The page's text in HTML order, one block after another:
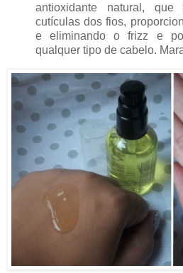
antioxidante natural,
cutículas dos fios,
e eliminando o frizz e
qualquer tipo de cabelo.